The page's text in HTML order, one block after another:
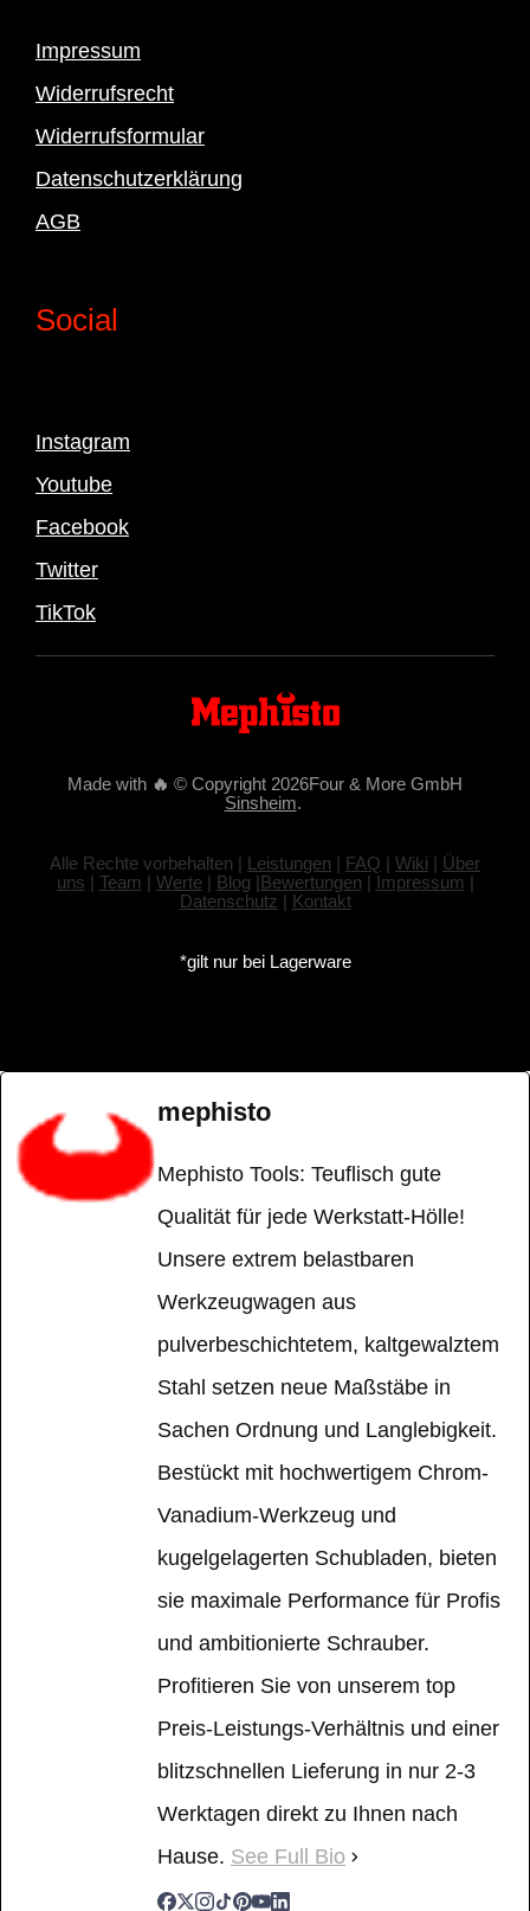
Impressum
Widerrufsrecht
Widerrufsformular
Datenschutzerklärung
AGB
Social
Instagram
Youtube
Facebook
Twitter
TikTok
Made with 🔥 © Copyright 2026Four & More GmbH
Sinsheim.
Alle Rechte vorbehalten | Leistungen | FAQ | Wiki | Über
uns | Team | Werte| Blog |Bewertungen | Impressum |
Datenschutz | Kontakt
*gilt nur bei Lagerware
mephisto
Mephisto Tools: Teuflisch gute
Qualität für jede Werkstatt-Hölle!
Unsere extrem belastbaren
Werkzeugwagen aus
pulverbeschichtetem, kaltgewalztem
Stahl setzen neue Maßstäbe in
Sachen Ordnung und Langlebigkeit.
Bestückt mit hochwertigem Chrom-
Vanadium-Werkzeug und
kugelgelagerten Schubladen, bieten
sie maximale Performance für Profis
und ambitionierte Schrauber.
Profitieren Sie von unserem top
Preis-Leistungs-Verhältnis und einer
blitzschnellen Lieferung in nur 2-3
Werktagen direkt zu Ihnen nach
Hause. See Full Bio